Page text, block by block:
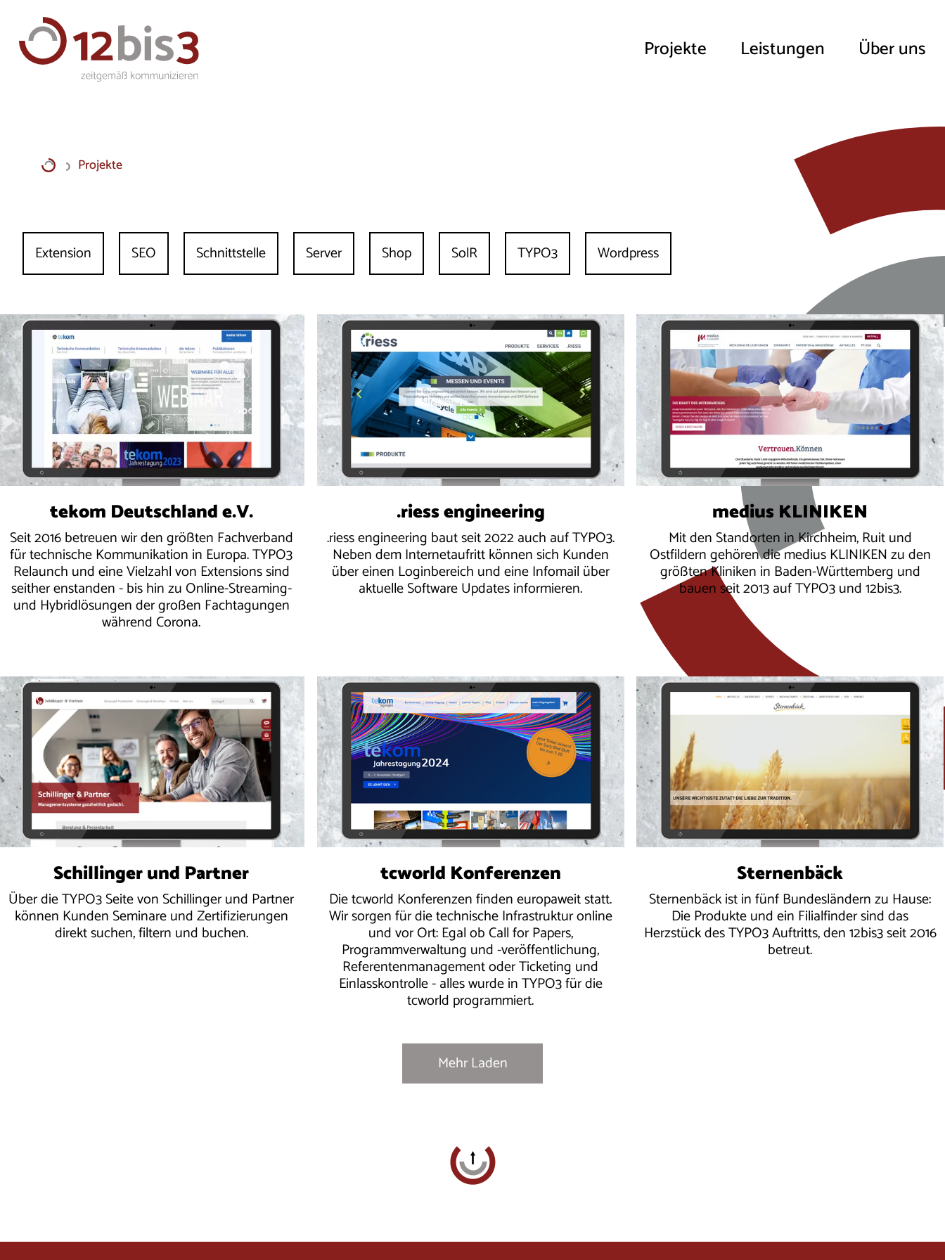
Projekte Leistungen Über uns
Projekte
Extension SEO Schnittstelle Server Shop SolR TYPO3 Wordpress
tekom Deutschland e.V.
Seit 2016 betreuen wir den größten Fachverband
für technische Kommunikation in Europa. TYPO3
Relaunch und eine Vielzahl von Extensions sind
seither enstanden - bis hin zu Online-Streaming-
und Hybridlösungen der großen Fachtagungen
während Corona.
.riess engineering
.riess engineering baut seit 2022 auch auf TYPO3.
Neben dem Internetaufritt können sich Kunden
über einen Loginbereich und eine Infomail über
aktuelle Software Updates informieren.
medius KLINIKEN
Mit den Standorten in Kirchheim, Ruit und
Ostfildern gehören die medius KLINIKEN zu den
größten Kliniken in Baden-Württemberg und
bauen seit 2013 auf TYPO3 und 12bis3.
Schillinger und Partner
Über die TYPO3 Seite von Schillinger und Partner
können Kunden Seminare und Zertifizierungen
direkt suchen, filtern und buchen.
tcworld Konferenzen
Die tcworld Konferenzen finden europaweit statt.
Wir sorgen für die technische Infrastruktur online
und vor Ort: Egal ob Call for Papers,
Programmverwaltung und -veröffentlichung,
Referentenmanagement oder Ticketing und
Einlasskontrolle - alles wurde in TYPO3 für die
tcworld programmiert.
Sternenbäck
Sternenbäck ist in fünf Bundesländern zu Hause:
Die Produkte und ein Filialfinder sind das
Herzstück des TYPO3 Auftritts, den 12bis3 seit 2016
betreut.
Mehr Laden